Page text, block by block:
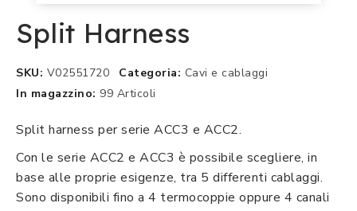
Split Harness
SKU V02551720 Categoria
Cavi e cablaggi
In magazzino 99 Articoli
Split harness per serie ACC3 e ACC2.
Con le serie ACC2 e ACC3 è possibile scegliere, in
base alle proprie esigenze, tra 5 differenti cablaggi.
Sono disponibili fino a 4 termocoppie oppure 4 canali